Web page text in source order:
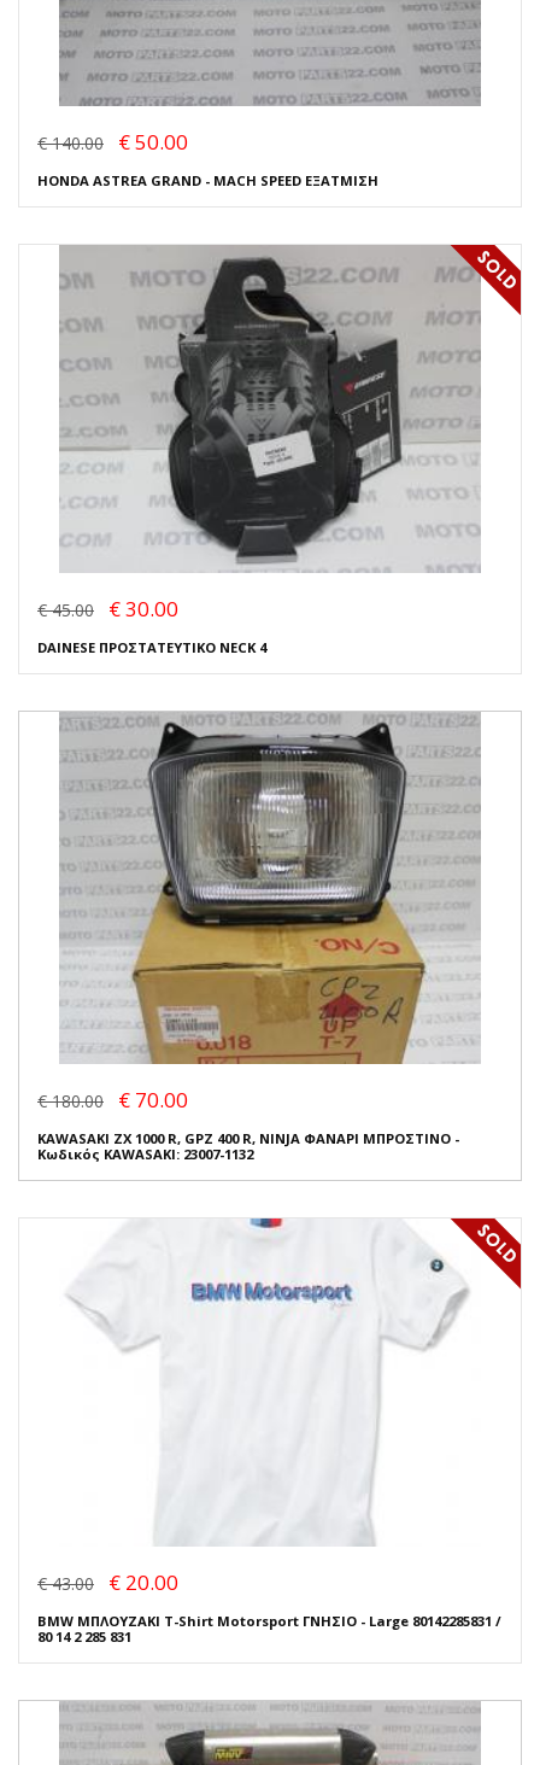
€ 140.00 € 50.00
HONDA ASTREA GRAND - MACH SPEED ΕΞΑΤΜΙΣΗ
€ 45.00 € 30.00
DAINESE ΠΡΟΣΤΑΤΕΥΤΙΚΟ NECK 4
€ 180.00 € 70.00
KAWASAKI ZX 1000 R, GPZ 400 R, NINJA ΦΑΝΑΡΙ ΜΠΡΟΣΤΙΝΟ -
Κωδικός KAWASAKI: 23007-1132
€ 43.00 € 20.00
BMW ΜΠΛΟΥΖΑΚΙ T-Shirt Motorsport ΓΝΗΣΙΟ - Large 80142285831 /
80 14 2 285 831